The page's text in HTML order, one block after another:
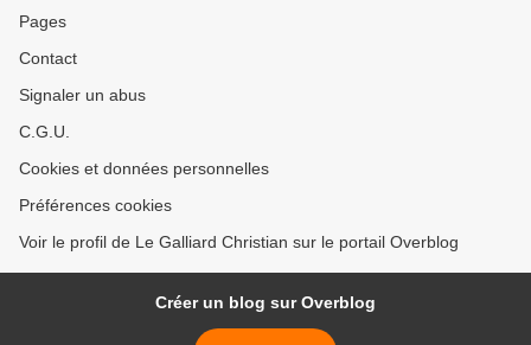
Pages
Contact
Signaler un abus
C.G.U.
Cookies et données personnelles
Préférences cookies
Voir le profil de Le Galliard Christian sur le portail Overblog
Créer un blog sur Overblog